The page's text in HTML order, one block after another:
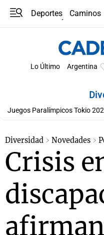
Deportes Caminos
Lo Último Argentina
Juegos Paralímpicos Tokio
Diversidad Novedades
Crisis